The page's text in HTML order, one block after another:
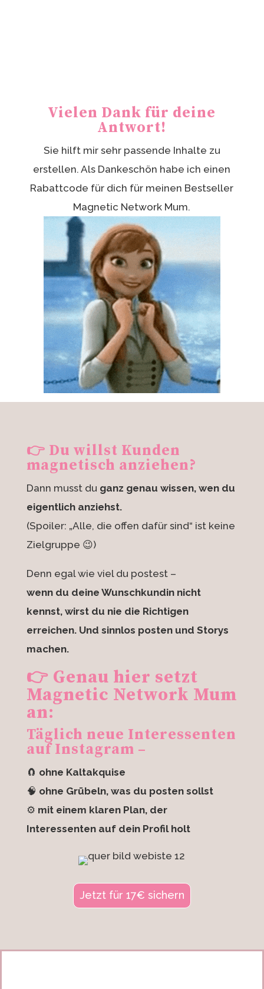
Vielen Dank für deine
Antwort!
Sie hilft mir sehr passende Inhalte zu
erstellen. Als Dankeschön habe ich einen
Rabattcode für dich für meinen Bestseller
Magnetic Network Mum.
👉 Du willst Kunden
magnetisch anziehen?
Dann musst du ganz genau wissen, wen du
eigentlich anziehst.
(Spoiler: „Alle, die offen dafür sind“ ist keine
Zielgruppe 😉)
Denn egal wie viel du postest –
wenn du deine Wunschkundin nicht
kennst, wirst du nie die Richtigen
erreichen. Und sinnlos posten und Storys
machen.
👉 Genau hier setzt
Magnetic Network Mum
an:
Täglich neue Interessenten
auf Instagram –
🧲 ohne Kaltakquise
🧠 ohne Grübeln, was du posten sollst
⚙️ mit einem klaren Plan, der
Interessenten auf dein Profil holt
Jetzt für 17€ sichern